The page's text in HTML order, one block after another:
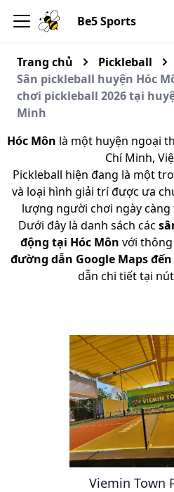
Be5 Sports
Trang chủ
Pickleball
Sân pickleball huyện Hóc
chơi pickleball 2026 tại
Minh
Hóc Môn là một huyện ngoại
Chí Minh,
Pickleball hiện đang là một
và loại hình giải trí được ưa
lượng người chơi ngày
Dưới đây là danh sách các
động tại Hóc Môn với thông
đường dẫn Google Maps đến
dẫn chi tiết tại
Viemin Town